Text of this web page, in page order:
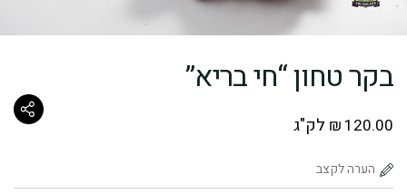
בקר טחון “חי בריא”
₪ 120.00 לק"ג